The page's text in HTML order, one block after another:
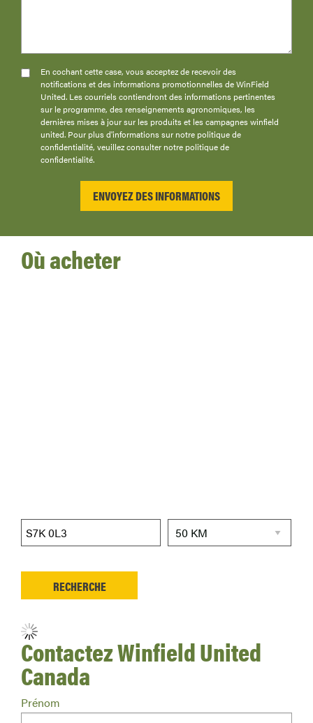
En cochant cette case, vous acceptez de recevoir des
notifications et des informations promotionnelles de WinField
United. Les courriels contiendront des informations pertinentes
sur le programme, des renseignements agronomiques, les
dernières mises à jour sur les produits et les campagnes winfield
united. Pour plus d'informations sur notre politique de
confidentialité, veuillez consulter notre politique de
confidentialité.
Où acheter
Contactez Winfield United
Canada
Prénom